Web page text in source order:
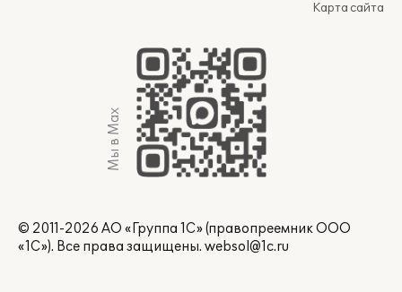
Карта сайта
Мы в Max
© 2011-2026 АО «Группа 1С» (правопреемник ООО
«1С»). Все права защищены. websol@1c.ru